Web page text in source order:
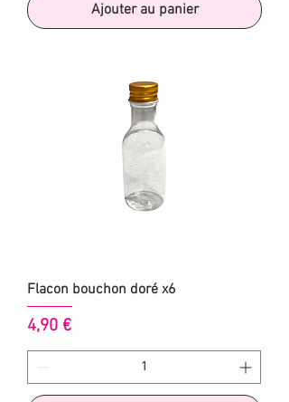
Ajouter au panier
Flacon bouchon doré x6
Prix
4,90 €